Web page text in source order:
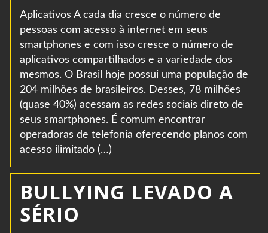
Aplicativos A cada dia cresce o número de
pessoas com acesso à internet em seus
smartphones e com isso cresce o número de
aplicativos compartilhados e a variedade dos
mesmos. O Brasil hoje possui uma população de
204 milhões de brasileiros. Desses, 78 milhões
(quase 40%) acessam as redes sociais direto de
seus smartphones. É comum encontrar
operadoras de telefonia oferecendo planos com
acesso ilimitado (…)
BULLYING LEVADO A
SÉRIO